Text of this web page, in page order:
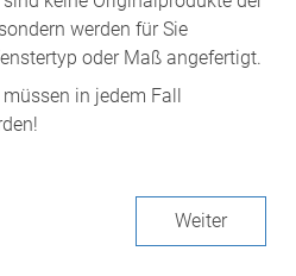
werden für Sie
oder Maß angefertigt.
in jedem Fall
Weiter